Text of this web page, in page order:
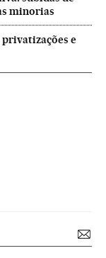
minorias
e